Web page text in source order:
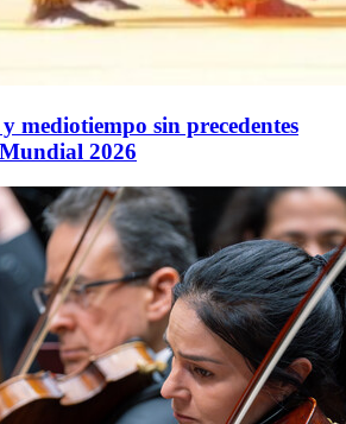
mediotiempo sin precedentes
2026